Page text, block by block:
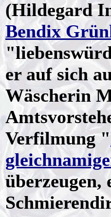
(Hildegard
Bendix
er auf sich
Wäscherin
Verfilmung "